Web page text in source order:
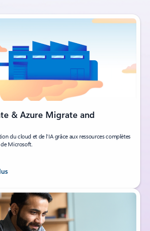
& Azure Migrate and
du cloud et de l’IA grâce aux ressources complètes
de Microsoft.